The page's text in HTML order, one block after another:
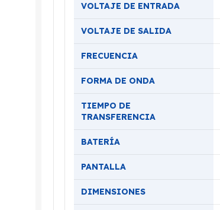
VOLTAJE DE ENTRADA
VOLTAJE DE SALIDA
FRECUENCIA
FORMA DE ONDA
TIEMPO DE
TRANSFERENCIA
BATERÍA
PANTALLA
DIMENSIONES